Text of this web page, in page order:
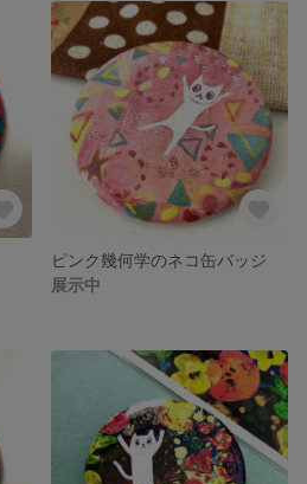
ピンク幾何学のネコ缶バッジ
展示中